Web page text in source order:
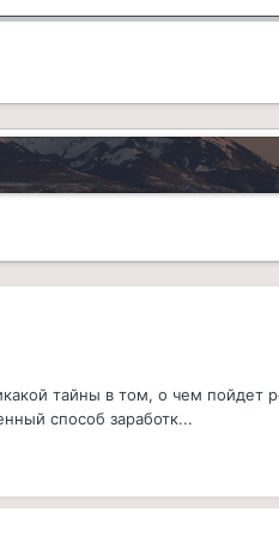
тайны в том, о чем пойдет
способ заработк...